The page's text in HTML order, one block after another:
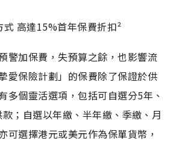
式 高達15%首年保費折扣²
警加保費，失預算之餘，也影響流
愛保險計劃」的保費除了保證於供
多個靈活選項，包括可自選分5年、
；自選以年繳、半年繳、季繳、月
可選擇港元或美元作為保單貨幣，